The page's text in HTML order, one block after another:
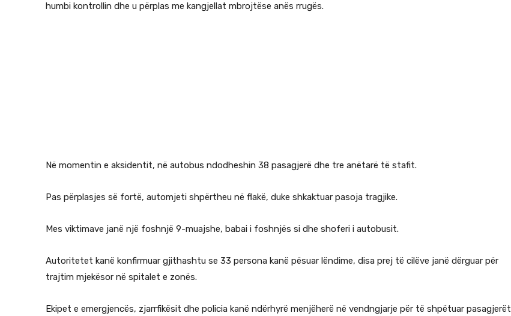
humbi kontrollin dhe u përplas me kangjellat mbrojtëse anës rrugës.
Në momentin e aksidentit, në autobus ndodheshin 38 pasagjerë dhe tre anëtarë të stafit.
Pas përplasjes së fortë, automjeti shpërtheu në flakë, duke shkaktuar pasoja tragjike.
Mes viktimave janë një foshnjë 9-muajshe, babai i foshnjës si dhe shoferi i autobusit.
Autoritetet kanë konfirmuar gjithashtu se 33 persona kanë pësuar lëndime, disa prej të cilëve janë dërguar për
trajtim mjekësor në spitalet e zonës.
Ekipet e emergjencës, zjarrfikësit dhe policia kanë ndërhyrë menjëherë në vendngjarje për të shpëtuar pasagjerët